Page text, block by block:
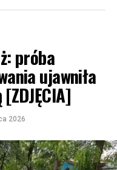
próba
ujawniła
2026